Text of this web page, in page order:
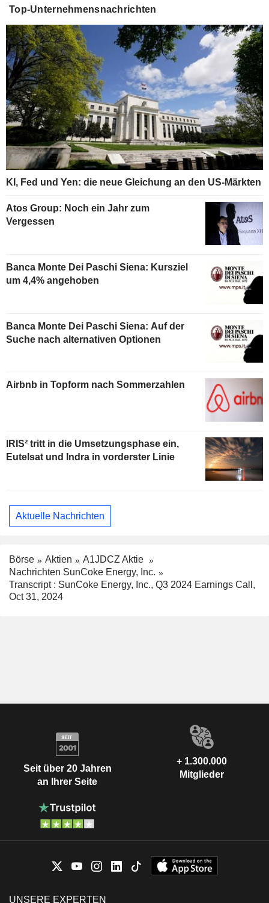
Top-Unternehmensnachrichten
KI, Fed und Yen: die neue Gleichung an den US-Märkten
Atos Group: Noch ein Jahr zum
Vergessen
Banca Monte Dei Paschi Siena: Kursziel
um 4,4% angehoben
Banca Monte Dei Paschi Siena: Auf der
Suche nach alternativen Optionen
Airbnb in Topform nach Sommerzahlen
IRIS² tritt in die Umsetzungsphase ein,
Eutelsat und Indra in vorderster Linie
Aktuelle Nachrichten
Börse Aktien
A1JDCZ Aktie
Nachrichten SunCoke Energy, Inc.
Transcript : SunCoke Energy, Inc., Q3 2024 Earnings Call,
Oct 31, 2024
Seit über 20 Jahren
an Ihrer Seite
+ 1.300.000
Mitglieder
UNSERE EXPERTEN